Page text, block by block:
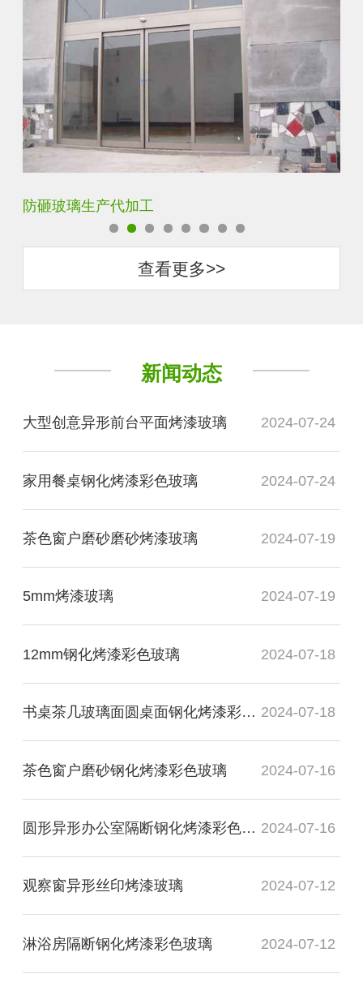
查看更多>>
新闻动态
大型创意异形前台平面烤漆玻璃 2024-07-24
家用餐桌钢化烤漆彩色玻璃 2024-07-24
茶色窗户磨砂磨砂烤漆玻璃 2024-07-19
5mm烤漆玻璃 2024-07-19
12mm钢化烤漆彩色玻璃 2024-07-18
书桌茶几玻璃面圆桌面钢化烤漆彩色玻璃 2024-07-18
茶色窗户磨砂钢化烤漆彩色玻璃 2024-07-16
圆形异形办公室隔断钢化烤漆彩色玻璃 2024-07-16
观察窗异形丝印烤漆玻璃 2024-07-12
淋浴房隔断钢化烤漆彩色玻璃 2024-07-12